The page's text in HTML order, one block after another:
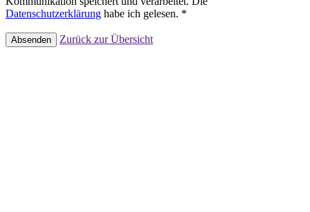
Datenschutzerklärung habe ich gelesen. *
Absenden Zurück zur Übersicht